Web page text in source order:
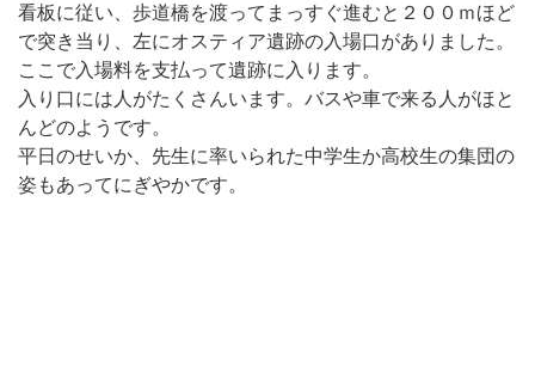
看板に従い、歩道橋を渡ってまっすぐ進むと２００ｍほど
で突き当り、左にオスティア遺跡の入場口がありました。
ここで入場料を支払って遺跡に入ります。
入り口には人がたくさんいます。バスや車で来る人がほと
んどのようです。
平日のせいか、先生に率いられた中学生か高校生の集団の
姿もあってにぎやかです。